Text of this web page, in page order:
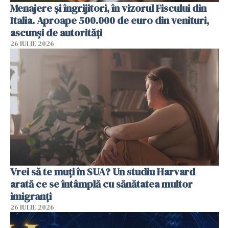
Menajere și îngrijitori, în vizorul Fiscului din
Italia. Aproape 500.000 de euro din venituri,
ascunși de autorități
26 IULIE 2026
Vrei să te muți în SUA? Un studiu Harvard
arată ce se întâmplă cu sănătatea multor
imigranți
26 IULIE 2026